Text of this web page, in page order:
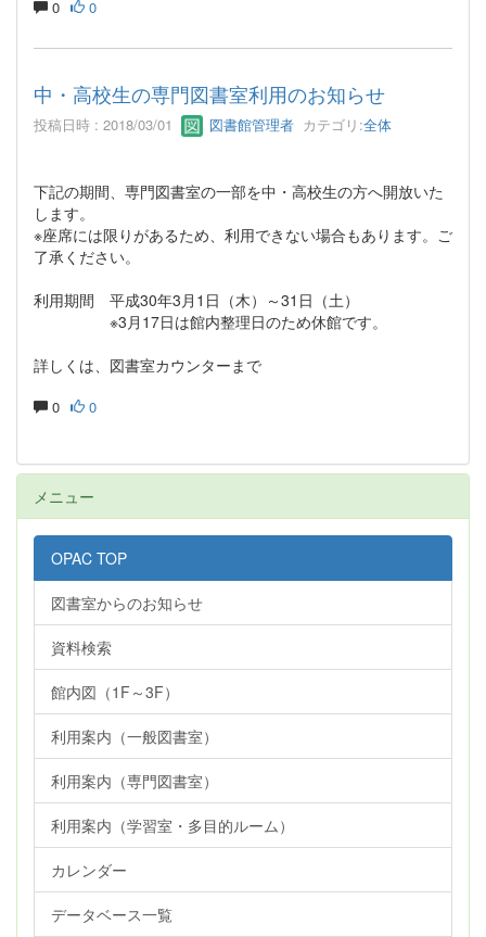
0 0
中・高校生の専門図書室利用のお知らせ
投稿日時 : 2018/03/01 図書館管理者 カテゴリ:全体
下記の期間、専門図書室の一部を中・高校生の方へ開放いた
します。
※座席には限りがあるため、利用できない場合もあります。ご
了承ください。
利用期間 平成30年3月1日（木）～31日（土）
※3月17日は館内整理日のため休館です。
詳しくは、図書室カウンターまで
0 0
メニュー
OPAC TOP
図書室からのお知らせ
資料検索
館内図（1F～3F）
利用案内（一般図書室）
利用案内（専門図書室）
利用案内（学習室・多目的ルーム）
カレンダー
データベース一覧